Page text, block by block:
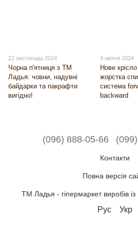
22 листопада 2024
Чорна п'ятниця з ТМ
Ладья: човни, надувні
байдарки та пакрафти
вигідно!
4 квітня 2024
Нове
жорстка
система
backward
(096) 888-05-66
Контакти
Повна версія
ТМ Ладья - гіпермаркет виробів
Рус Укр